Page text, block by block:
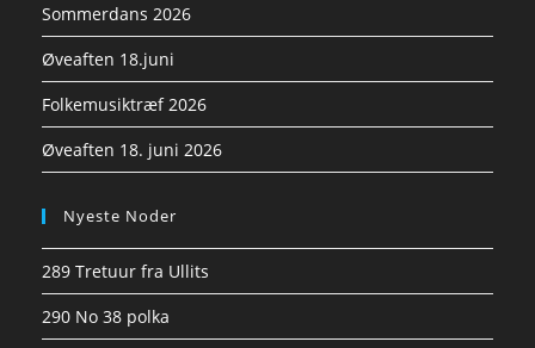
Sommerdans 2026
Øveaften 18.juni
Folkemusiktræf 2026
Øveaften 18. juni 2026
Nyeste Noder
289 Tretuur fra Ullits
290 No 38 polka